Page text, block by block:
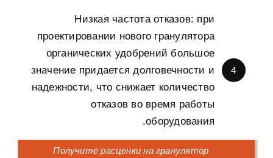
4
Низкая частота отказов: при
проектировании нового гранулятора
органических удобрений большое
значение придается долговечности и
надежности, что снижает количество
отказов во время работы
оборудования
.
Получите расценки на гранулятор